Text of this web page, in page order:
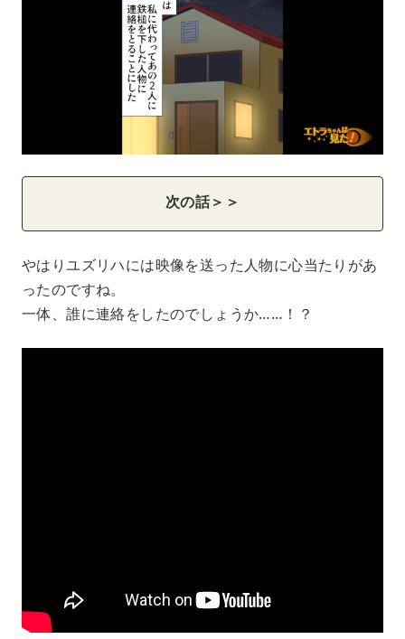
次の話＞＞
やはりユズリハには映像を送った人物に心当たりがあ
ったのですね。
一体、誰に連絡をしたのでしょうか……！？